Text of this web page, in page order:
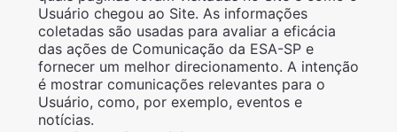
Usuário chegou ao Site. As informações
coletadas são usadas para avaliar a eficácia
das ações de Comunicação da ESA-SP e
fornecer um melhor direcionamento. A intenção
é mostrar comunicações relevantes para o
Usuário, como, por exemplo, eventos e
notícias.